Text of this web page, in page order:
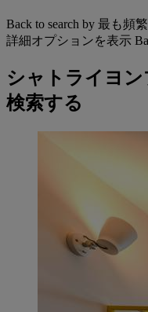
Back to search by 最も頻
詳細オプションを表示
シャトライヨ
検索する